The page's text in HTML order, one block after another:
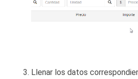
Llenar los datos